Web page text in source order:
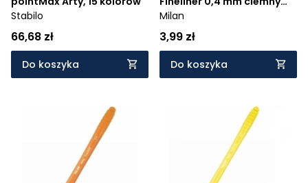
Stabilo
66,68 zł
Do koszyka
niebieski (0610041651)
Milan
3,99 zł
Do koszyka